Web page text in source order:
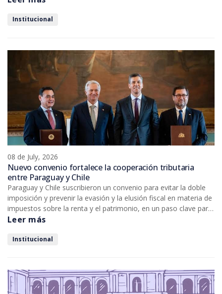
la custodia del lugar resultó herido, quien se encuentra fuera de
Institucional
08 de July, 2026
Nuevo convenio fortalece la cooperación tributaria
entre Paraguay y Chile
Paraguay y Chile suscribieron un convenio para evitar la doble
imposición y prevenir la evasión y la elusión fiscal en materia de
impuestos sobre la renta y el patrimonio, en un paso clave para
fortalecer la cooperación tributaria y promover un entorno más
Leer más
Institucional